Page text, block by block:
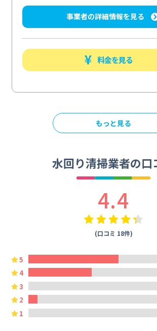
事業者の詳細情報を見る
料金を見る
もっと見る
水回り清掃業者の口
4.4
(口コミ 18件)
5
4
3
2
1